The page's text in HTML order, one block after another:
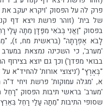
פרק לה על הפסוק 'ויקרא יעקב
של בית' (זוהר פרשת ויצא דף
בפסוק "וַאֲנִי בְּבֹאִי מִפַּדָּן מֵתָה עָלַי
לָבֹא אֶפְרָתָה" (בראשית מח, ז),
'מערב', כי השכינה נמצאת
בבואי מפדן') וכך גם יוצא
"בְּאֶרֶץ" ('ניצוצי אורות' להחיד"א
א, 'מגלה עמוקות' פרשת ויחי ד"ה
'מערב' בראשי תיבות הפסוק "רָחֵל
שסופי התיבות "מֵתָה עָלַי רָחֵל